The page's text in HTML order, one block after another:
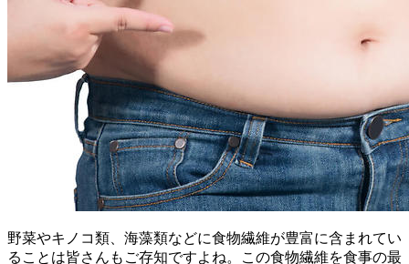
野菜やキノコ類、海藻類などに食物繊維が豊富に含まれてい
ることは皆さんもご存知ですよね。この食物繊維を食事の最